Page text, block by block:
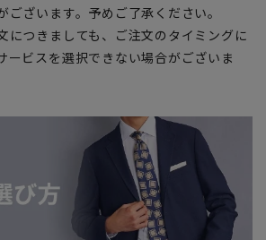
ございます。予めご了承ください。
つきましても、ご注文のタイミングに
ービスを選択できない場合がございま